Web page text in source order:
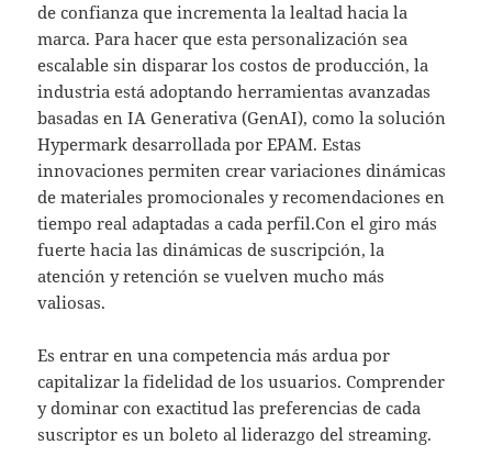
de confianza que incrementa la lealtad hacia la
marca. Para hacer que esta personalización sea
escalable sin disparar los costos de producción, la
industria está adoptando herramientas avanzadas
basadas en IA Generativa (GenAI), como la solución
Hypermark desarrollada por EPAM. Estas
innovaciones permiten crear variaciones dinámicas
de materiales promocionales y recomendaciones en
tiempo real adaptadas a cada perfil.Con el giro más
fuerte hacia las dinámicas de suscripción, la
atención y retención se vuelven mucho más
valiosas.
Es entrar en una competencia más ardua por
capitalizar la fidelidad de los usuarios. Comprender
y dominar con exactitud las preferencias de cada
suscriptor es un boleto al liderazgo del streaming.